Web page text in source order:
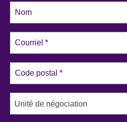
Unité de négociation